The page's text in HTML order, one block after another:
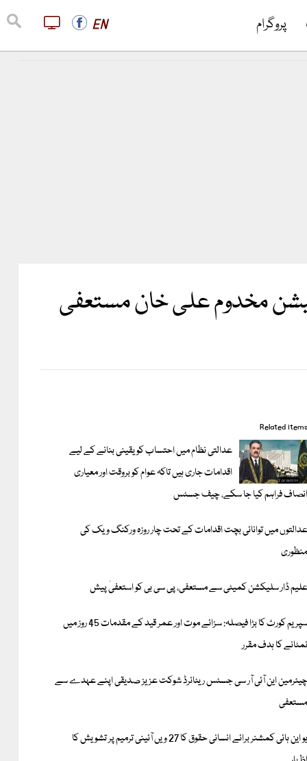
پروگرام EN
Related items
عدالتی نظام میں احتساب کو یقینی بنانے کے لیے
اقدامات جاری ہیں تاکہ عوام کو بروقت اور معیاری
انصاف فراہم کیا جا سکے، چیف جسٹس
عدالتوں میں توانائی بچت اقدامات کے تحت چار روزہ ورکنگ ویک کی
منظوری
علیم ڈار سلیکشن کمیٹی سے مستعفی، پی سی بی کو استعفیٰ پیش
سپریم کورٹ کا بڑا فیصلہ: سزائے موت اور عمر قید کے مقدمات 45 روز میں
نمٹانے کا ہدف مقرر
چیئرمین این آئی آر سی جسٹس ریٹائرڈ شوکت عزیز صدیقی اپنے عہدے سے
مستعفی
یو این ہائی کمشنر برائے انسانی حقوق کا 27 ویں آئینی ترمیم پر تشویش کا